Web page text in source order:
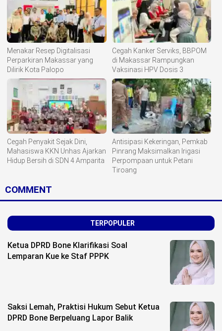
Menakar Resep Digitalisasi
Perparkiran Makassar yang
Dilirik Kota Palopo
Cegah Kanker Serviks, BBPOM
di Makassar Rampungkan
Vaksinasi HPV Dosis 3
Cegah Penyakit Sejak Dini,
Mahasiswa KKN Unhas Ajarkan
Hidup Bersih di SDN 4 Amparita
Antisipasi Kekeringan, Pemkab
Pinrang Maksimalkan Irigasi
Perpompaan untuk Petani
Tiroang
COMMENT
TERPOPULER
Ketua DPRD Bone Klarifikasi Soal
Lemparan Kue ke Staf PPPK
Saksi Lemah, Praktisi Hukum Sebut Ketua
DPRD Bone Berpeluang Lapor Balik